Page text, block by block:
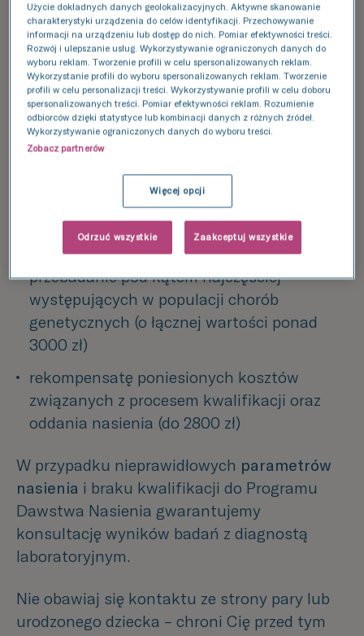
Dzieląc się czymś cennym
dla innych zyskasz wiele dla
siebie.
Oddając nasienie do naszego banku
uzyskasz:
informacje o jakości nasienia
swojego zdrowia (oznaczymy Twoją grupę
krwi, za darmo zrobisz testy na choroby
zakaźne)
przebadanie pod kątem najczęściej
występujących w populacji chorób
genetycznych (o łącznej wartości ponad
3000 zł)
rekompensatę poniesionych kosztów
związanych z procesem kwalifikacji oraz
oddania nasienia (do 2800 zł)
W przypadku nieprawidłowych parametrów
nasienia i braku kwalifikacji do Programu
Dawstwa Nasienia gwarantujemy
konsultację wyników badań z diagnostą
laboratoryjnym.
Nie obawiaj się kontaktu ze strony pary lub
urodzonego dziecka – chroni Cię przed tym
Użycie dokładnych danych geolokalizacyjnych. Aktywne skanowanie
charakterystyki urządzenia do celów identyfikacji. Przechowywanie
informacji na urządzeniu lub dostęp do nich. Pomiar efektywności treści.
Rozwój i ulepszanie usług. Wykorzystywanie ograniczonych danych do
wyboru reklam. Tworzenie profili w celu spersonalizowanych reklam.
Wykorzystanie profili do wyboru spersonalizowanych reklam. Tworzenie
profili w celu personalizacji treści. Wykorzystywanie profili w celu doboru
spersonalizowanych treści. Pomiar efektywności reklam. Rozumienie
odbiorców dzięki statystyce lub kombinacji danych z różnych źródeł.
Wykorzystywanie ograniczonych danych do wyboru treści.
Zobacz partnerów
Więcej opcji
Odrzuć wszystkie Zaakceptuj wszystkie